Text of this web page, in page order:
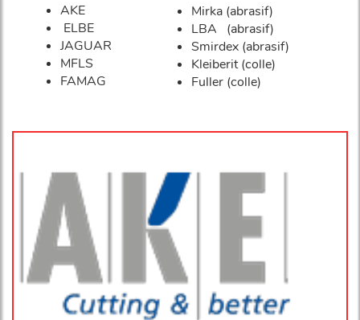
AKE
ELBE
JAGUAR
MFLS
FAMAG
Mirka (abrasif)
LBA (abrasif)
Smirdex (abrasif)
Kleiberit (colle)
Fuller (colle)